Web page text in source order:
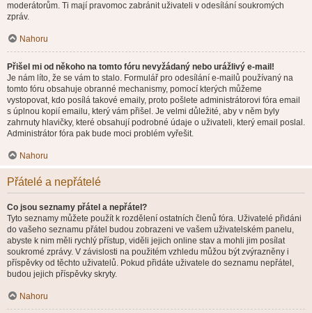
moderátorům. Ti mají pravomoc zabránit uživateli v odesílání soukromých
zpráv.
Nahoru
Přišel mi od někoho na tomto fóru nevyžádaný nebo urážlivý e-mail!
Je nám líto, že se vám to stalo. Formulář pro odesílání e-mailů používaný na
tomto fóru obsahuje obranné mechanismy, pomocí kterých můžeme
vystopovat, kdo posílá takové emaily, proto pošlete administrátorovi fóra email
s úplnou kopií emailu, který vám přišel. Je velmi důležité, aby v něm byly
zahrnuty hlavičky, které obsahují podrobné údaje o uživateli, který email poslal.
Administrátor fóra pak bude moci problém vyřešit.
Nahoru
Přátelé a nepřátelé
Co jsou seznamy přátel a nepřátel?
Tyto seznamy můžete použít k rozdělení ostatních členů fóra. Uživatelé přidáni
do vašeho seznamu přátel budou zobrazeni ve vašem uživatelském panelu,
abyste k nim měli rychlý přístup, viděli jejich online stav a mohli jim posílat
soukromé zprávy. V závislosti na použitém vzhledu můžou být zvýrazněny i
příspěvky od těchto uživatelů. Pokud přidáte uživatele do seznamu nepřátel,
budou jejich příspěvky skryty.
Nahoru